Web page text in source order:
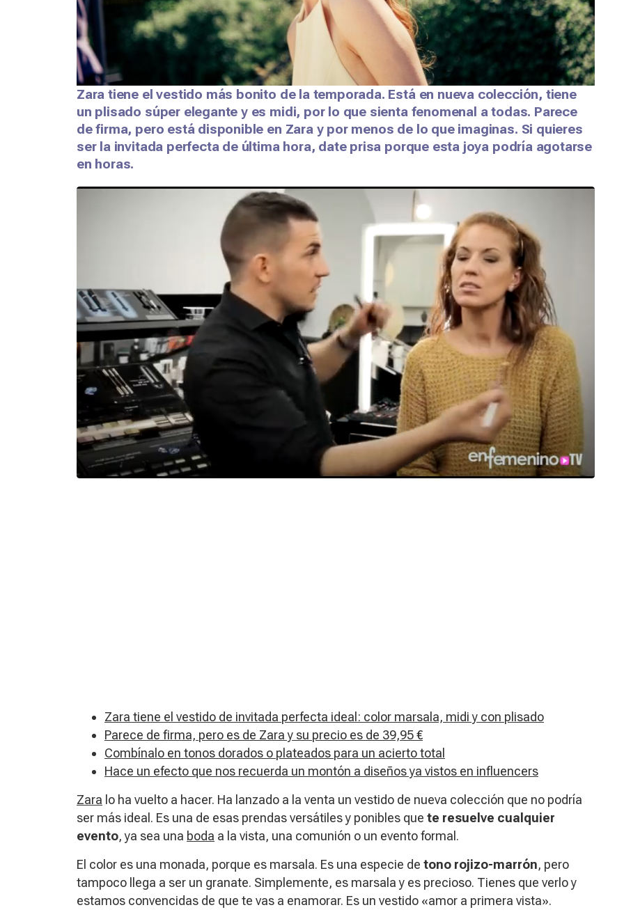
Zara tiene el vestido más bonito de la temporada. Está en nueva colección, tiene
un plisado súper elegante y es midi, por lo que sienta fenomenal a todas. Parece
de firma, pero está disponible en Zara y por menos de lo que imaginas. Si quieres
ser la invitada perfecta de última hora, date prisa porque esta joya podría agotarse
en horas.
Zara tiene el vestido de invitada perfecta ideal: color marsala, midi y con plisado
Parece de firma, pero es de Zara y su precio es de 39,95 €
Combínalo en tonos dorados o plateados para un acierto total
Hace un efecto que nos recuerda un montón a diseños ya vistos en influencers
Zara lo ha vuelto a hacer. Ha lanzado a la venta un vestido de nueva colección que no podría
ser más ideal. Es una de esas prendas versátiles y ponibles que te resuelve cualquier
evento, ya sea una boda a la vista, una comunión o un evento formal.
El color es una monada, porque es marsala. Es una especie de tono rojizo-marrón, pero
tampoco llega a ser un granate. Simplemente, es marsala y es precioso. Tienes que verlo y
estamos convencidas de que te vas a enamorar. Es un vestido «amor a primera vista».